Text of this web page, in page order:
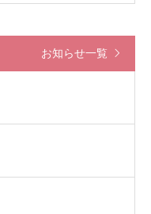
お知らせ一覧